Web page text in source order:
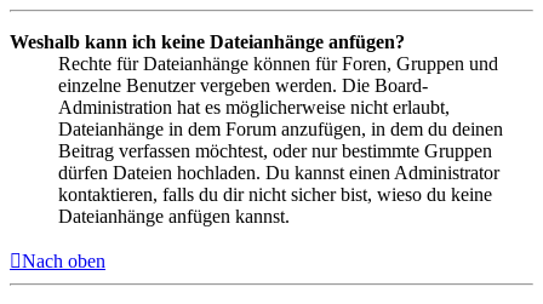
Weshalb kann ich keine Dateianhänge anfügen?
Rechte für Dateianhänge können für Foren, Gruppen und
einzelne Benutzer vergeben werden. Die Board-
Administration hat es möglicherweise nicht erlaubt,
Dateianhänge in dem Forum anzufügen, in dem du deinen
Beitrag verfassen möchtest, oder nur bestimmte Gruppen
dürfen Dateien hochladen. Du kannst einen Administrator
kontaktieren, falls du dir nicht sicher bist, wieso du keine
Dateianhänge anfügen kannst.
Nach oben